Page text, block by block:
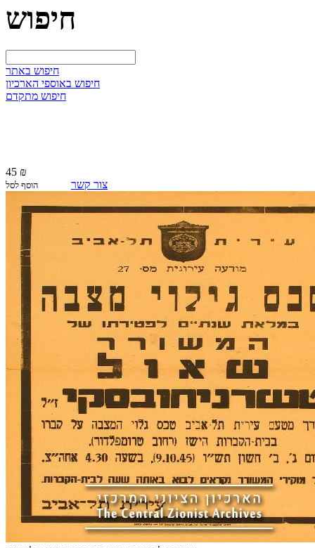
חיפוש
חיפוש באתר
חיפוש באוספי הארכיון
חיפוש מתקדם
45 ₪
הוסף לסל צור קשר